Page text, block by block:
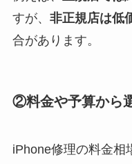
すが、 非正規店は低
合があります。
②料金や予算から
iPhone修理の料金相